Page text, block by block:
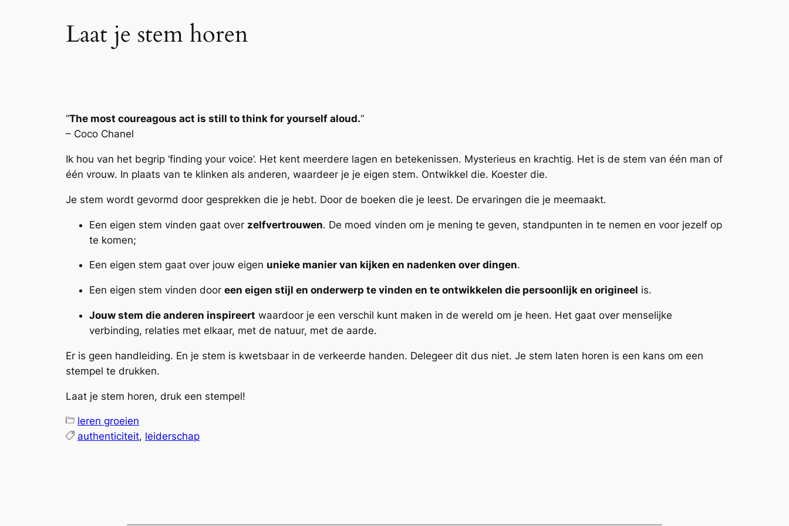
Laat je stem horen
“The most coureagous act is still to think for yourself aloud.“
– Coco Chanel
Ik hou van het begrip ‘finding your voice’. Het kent meerdere lagen en betekenissen. Mysterieus en krachtig. Het is de stem van één man of
één vrouw. In plaats van te klinken als anderen, waardeer je je eigen stem. Ontwikkel die. Koester die.
Je stem wordt gevormd door gesprekken die je hebt. Door de boeken die je leest. De ervaringen die je meemaakt.
Een eigen stem vinden gaat over zelfvertrouwen. De moed vinden om je mening te geven, standpunten in te nemen en voor jezelf op
te komen;
Een eigen stem gaat over jouw eigen unieke manier van kijken en nadenken over dingen.
Een eigen stem vinden door een eigen stijl en onderwerp te vinden en te ontwikkelen die persoonlijk en origineel is.
Jouw stem die anderen inspireert waardoor je een verschil kunt maken in de wereld om je heen. Het gaat over menselijke
verbinding, relaties met elkaar, met de natuur, met de aarde.
Er is geen handleiding. En je stem is kwetsbaar in de verkeerde handen. Delegeer dit dus niet. Je stem laten horen is een kans om een
stempel te drukken.
Laat je stem horen, druk een stempel!
leren groeien
authenticiteit, leiderschap